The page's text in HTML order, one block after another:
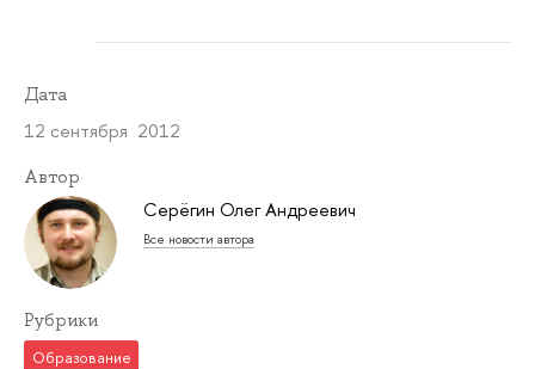
Дата
12 сентября 2012
Автор
Серёгин Олег Андреевич
Все новости автора
Рубрики
Образование